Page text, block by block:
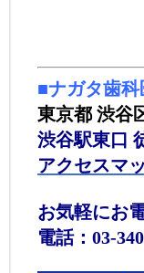
■ナガタ歯科
東京都 渋谷
渋谷駅東口
アクセスマ
お気軽にお
電話： 03-